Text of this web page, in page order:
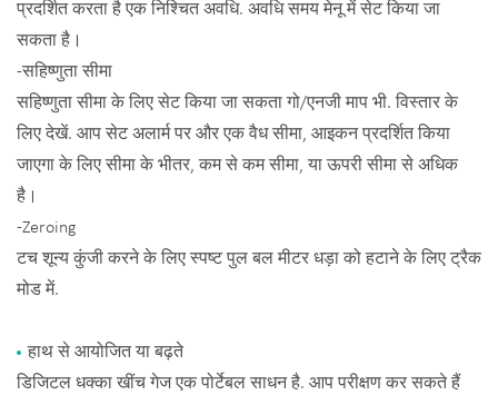
प्रदर्शित करता है एक निश्चित अवधि. अवधि समय मेनू में सेट किया जा
सकता है।
-सहिष्णुता सीमा
सहिष्णुता सीमा के लिए सेट किया जा सकता गो/एनजी माप भी. विस्तार के
लिए देखें. आप सेट अलार्म पर और एक वैध सीमा, आइकन प्रदर्शित किया
जाएगा के लिए सीमा के भीतर, कम से कम सीमा, या ऊपरी सीमा से अधिक
है।
-Zeroing
टच शून्य कुंजी करने के लिए स्पष्ट पुल बल मीटर धड़ा को हटाने के लिए ट्रैक
मोड में.
हाथ से आयोजित या बढ़ते
डिजिटल धक्का खींच गेज एक पोर्टेबल साधन है. आप परीक्षण कर सकते हैं